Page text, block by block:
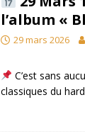
l’album «
29 mars 2026
C’est sans
classiques du